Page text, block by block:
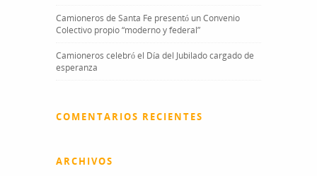
Camioneros de Santa Fe presentó un Convenio
Colectivo propio “moderno y federal”
Camioneros celebró el Día del Jubilado cargado de
esperanza
COMENTARIOS RECIENTES
ARCHIVOS